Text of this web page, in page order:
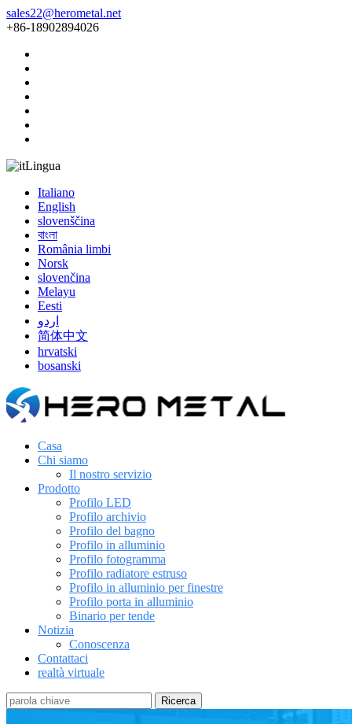
sales22@herometal.net
+86-18902894026
Lingua
Italiano
English
slovenščina
বাংলা
România limbi
Norsk
slovenčina
Melayu
Eesti
اردو
简体中文
hrvatski
bosanski
Casa
Chi siamo
Il nostro servizio
Prodotto
Profilo LED
Profilo archivio
Profilo del bagno
Profilo in alluminio
Profilo fotogramma
Profilo radiatore estruso
Profilo in alluminio per finestre
Profilo porta in alluminio
Binario per tende
Notizia
Conoscenza
Contattaci
realtà virtuale